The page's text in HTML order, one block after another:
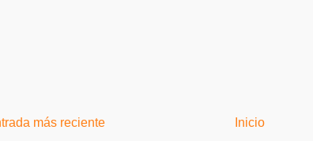
más reciente Inicio